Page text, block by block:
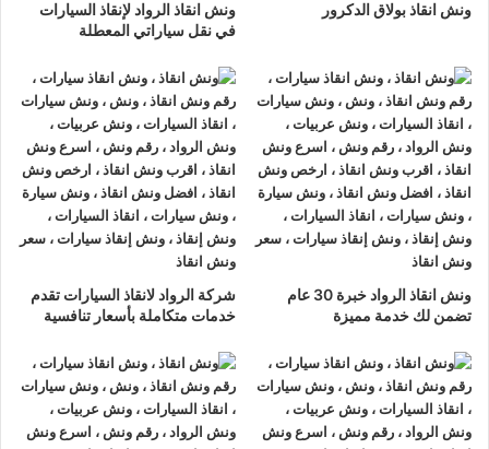
نعمل على مدار الساعة ، اتصل الان01063144040
–
يصلك ونش انقاذ سيارات
و مجهز بأحدث المعدات وأحدث وسائل الأمان والراحة.
ونش انقاذ سيارات الجونة
ما يميزنا عن غيرنا انفرادنا بتقديم خدماتنا باحترافية عالية ونعمل منذ
عام 2002 على الطرق السريعة بكافة انحاء جمهورية مصر العربية
لبناء جسور من الثقة المتبادلة بين الشركة وعملائها و انقاذ ونقل
السيارات
سحب السياراتمن الحوادث.
اسرعونش انقاذ سياراتفي الجونة
ونش انقاذ سيارات الجونة لدينا ونش انقاذ سيارات مزود بمعدات
حديثة و مجهزة لـسحب السيارات من الاعطال والحوادث نحنأسرع
ونش انقاذ سياراتيرجي الاتصال بنا عليرقم ونش انقاذ سيارات
ونش انقاذ بولاق الدكرور
ونش انقاذ الرواد لإنقاذ السيارات
في نقل سياراتي المعطلة
ونش انقاذ الرواد خبرة 30 عام
تضمن لك خدمة مميزة
شركة الرواد لانقاذ السيارات تقدم
خدمات متكاملة بأسعار تنافسية